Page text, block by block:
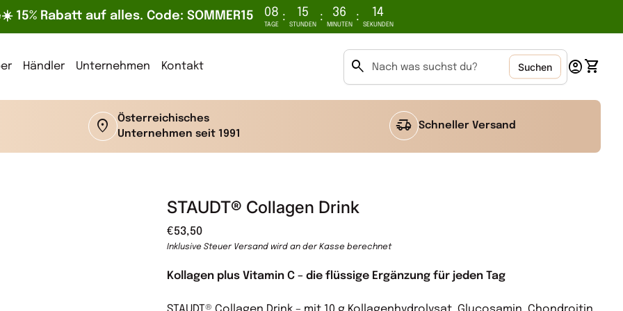
15% Rabatt auf alles. Code: SOMMER15 08
TAGE
: 15
STUNDEN
: 36
MINUTEN
: 14
SEKUNDEN
Händler Unternehmen Kontakt Suche"
search Suchen Konto
account_circleshopping_cart
location_on
Österreichisches
Unternehmen seit 1991
delivery_truck_speed Schneller Versand
STAUDT® Collagen Drink
Regulärer Preis
€53,50
Inklusive Steuer Versand wird an der Kasse berechnet
Kollagen plus Vitamin C – die flüssige Ergänzung für jeden Tag